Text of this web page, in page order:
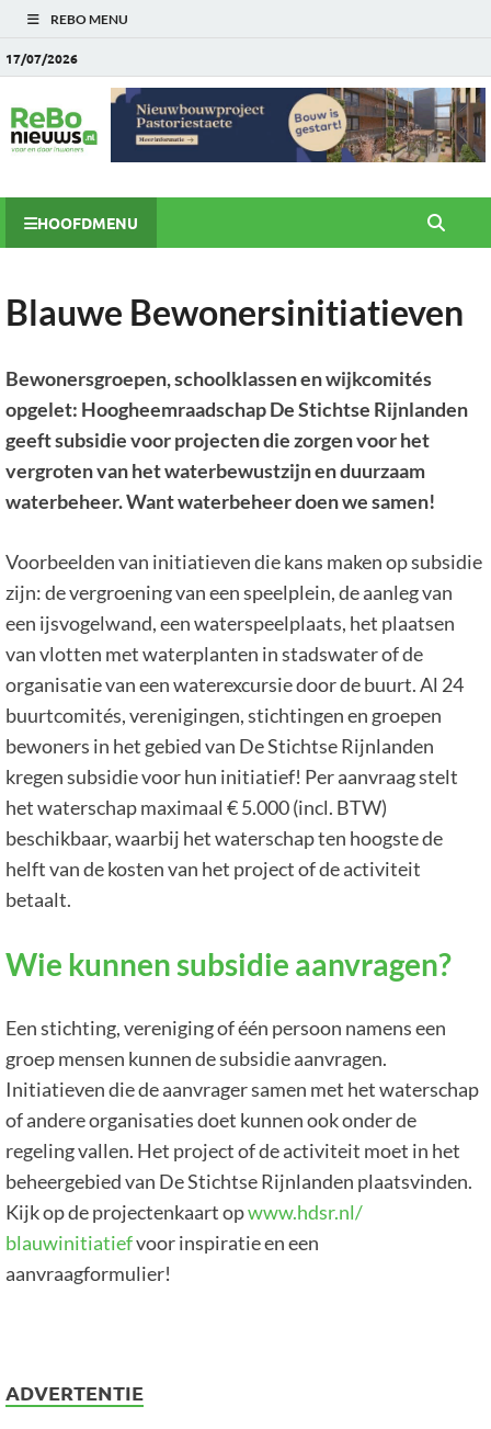
REBO MENU
17/07/2026
HOOFDMENU
Blauwe Bewonersinitiatieven
Bewonersgroepen, schoolklassen en wijkcomités
opgelet: Hoogheemraadschap De Stichtse Rijnlanden
geeft subsidie voor projecten die zorgen voor het
vergroten van het waterbewustzijn en duurzaam
waterbeheer. Want waterbeheer doen we samen!
Voorbeelden van initiatieven die kans maken op subsidie
zijn: de vergroening van een speelplein, de aanleg van
een ijsvogelwand, een waterspeelplaats, het plaatsen
van vlotten met waterplanten in stadswater of de
organisatie van een waterexcursie door de buurt. Al 24
buurtcomités, verenigingen, stichtingen en groepen
bewoners in het gebied van De Stichtse Rijnlanden
kregen subsidie voor hun initiatief! Per aanvraag stelt
het waterschap maximaal € 5.000 (incl. BTW)
beschikbaar, waarbij het waterschap ten hoogste de
helft van de kosten van het project of de activiteit
betaalt.
Wie kunnen subsidie aanvragen?
Een stichting, vereniging of één persoon namens een
groep mensen kunnen de subsidie aanvragen.
Initiatieven die de aanvrager samen met het waterschap
of andere organisaties doet kunnen ook onder de
regeling vallen. Het project of de activiteit moet in het
beheergebied van De Stichtse Rijnlanden plaatsvinden.
Kijk op de projectenkaart opwww.hdsr.nl/
blauwinitiatiefvoor inspiratie en een
aanvraagformulier!
ADVERTENTIE